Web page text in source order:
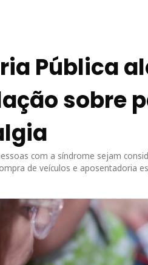
Pública
sobre
com a síndrome sejam
de veículos e aposentadoria